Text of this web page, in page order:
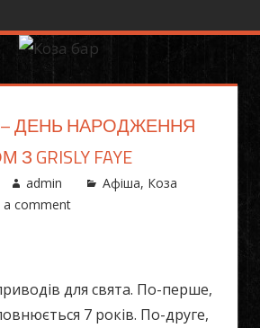
– ДЕНЬ НАРОДЖЕННЯ
GRISLY FAYE
admin Афіша, Коза
a comment
для свята. По-перше,
7 років. По-друге,